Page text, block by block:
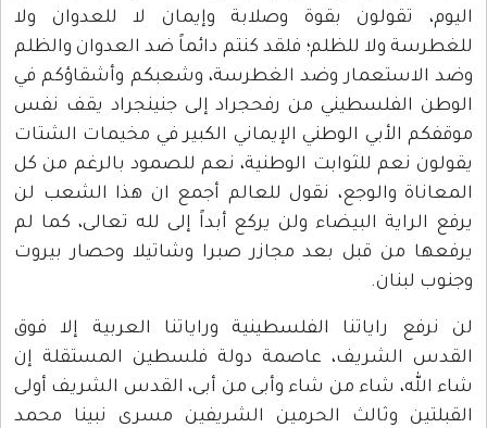
اليوم، تقولون بقوة وصلابة وإيمان لا للعدوان ولا
للغطرسة ولا للظلم؛ فلقد كنتم دائماً ضد العدوان والظلم
وضد الاستعمار وضد الغطرسة، وشعبكم وأشقاؤكم في
الوطن الفلسطيني من رفحجراد إلى جنينجراد يقف نفس
موقفكم الأبي الوطني الإيماني الكبير في مخيمات الشتات
يقولون نعم للثوابت الوطنية، نعم للصمود بالرغم من كل
المعاناة والوجع، نقول للعالم أجمع ان هذا الشعب لن
يرفع الراية البيضاء ولن يركع أبداً إلى لله تعالى، كما لم
يرفعها من قبل بعد مجازر صبرا وشاتيلا وحصار بيروت
وجنوب لبنان.
لن نرفع راياتنا الفلسطينية وراياتنا العربية إلا فوق
القدس الشريف، عاصمة دولة فلسطين المستقلة إن
شاء الله، شاء من شاء وأبى من أبى، القدس الشريف أولى
القبلتين وثالث الحرمين الشريفين مسرى نبينا محمد